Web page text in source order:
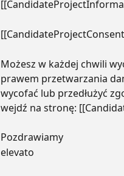
Możesz w każdej chwili
prawem przetwarzania
wycofać lub przedłużyć
wejdź na stronę:
Pozdrawiamy
elevato